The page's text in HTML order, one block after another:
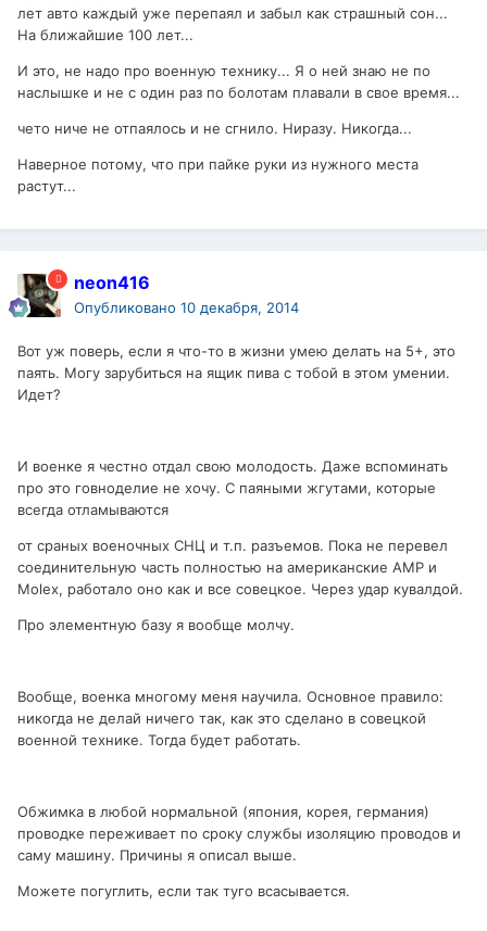
лет авто каждый уже перепаял и забыл как страшный сон...
На ближайшие 100 лет...
И это, не надо про военную технику... Я о ней знаю не по
наслышке и не с один раз по болотам плавали в свое время...
чето ниче не отпаялось и не сгнило. Ниразу. Никогда...
Наверное потому, что при пайке руки из нужного места
растут...
neon416
Опубликовано 10 декабря, 2014
Вот уж поверь, если я что-то в жизни умею делать на 5+, это
паять. Могу зарубиться на ящик пива с тобой в этом умении.
Идет?
И военке я честно отдал свою молодость. Даже вспоминать
про это говноделие не хочу. С паяными жгутами, которые
всегда отламываются
от сраных военочных СНЦ и т.п. разъемов. Пока не перевел
соединительную часть полностью на американские AMP и
Molex, работало оно как и все совецкое. Через удар кувалдой.
Про элементную базу я вообще молчу.
Вообще, военка многому меня научила. Основное правило:
никогда не делай ничего так, как это сделано в совецкой
военной технике. Тогда будет работать.
Обжимка в любой нормальной (япония, корея, германия)
проводке переживает по сроку службы изоляцию проводов и
саму машину. Причины я описал выше.
Можете погуглить, если так туго всасывается.